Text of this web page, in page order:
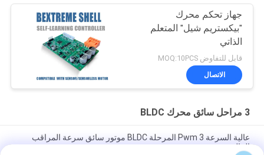
جهاز تحكم محرك
"بيكستريم شيل" المتعلم
الذاتي
قابل للتفاوض MOQ:10PCS
الاتصال
3 مراحل سائق محرك BLDC
عالية السرعة Pwm 3 المرحلة BLDC موتور سائق سرعة المراقب
المالي